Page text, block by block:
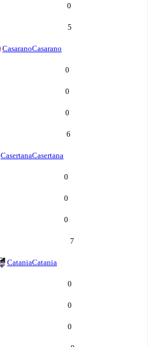
0
5
CasaranoCasarano
0
0
0
6
CasertanaCasertana
0
0
0
7
CataniaCatania
0
0
0